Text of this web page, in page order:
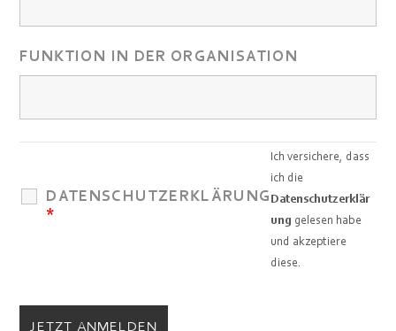
FUNKTION IN DER ORGANISATION
DATENSCHUTZERKLÄRUNG
*
Ich versichere, dass
ich die
Datenschutzerklär
ung gelesen habe
und akzeptiere
diese.